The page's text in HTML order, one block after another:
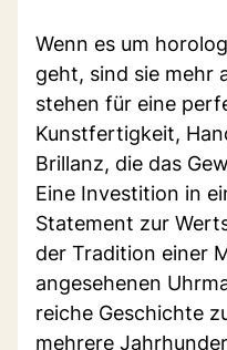
Wenn es um
geht, sind sie mehr
stehen für eine
Kunstfertigkeit,
Brillanz, die das
Eine Investition in
Statement zur
der Tradition einer
angesehenen
reiche Geschichte
mehrere